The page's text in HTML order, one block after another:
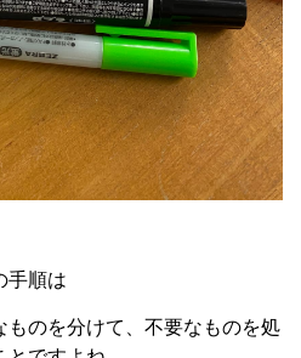
手順は
ものを分けて、不要なものを処